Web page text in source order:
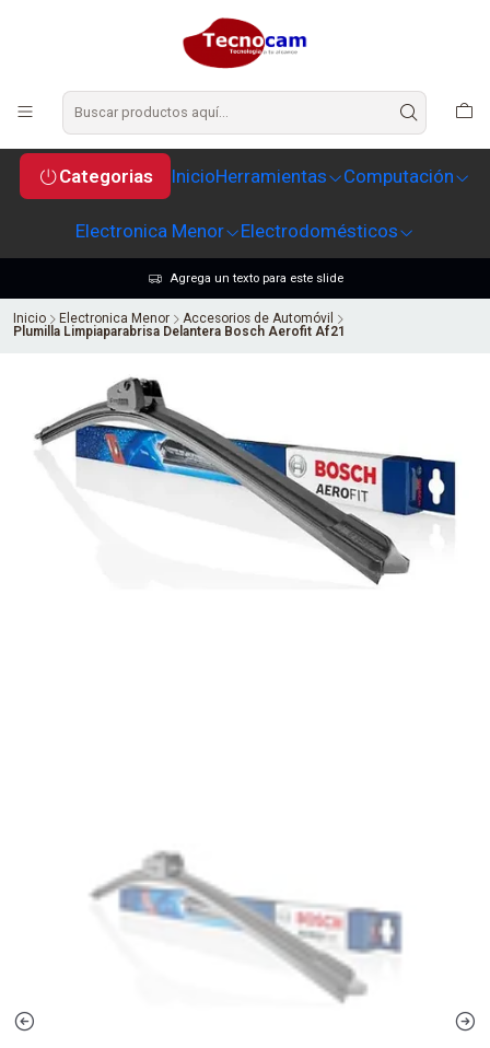
Categorias InicioHerramientas Computación
Electronica Menor Electrodomésticos
Agrega un texto para este slide
Inicio Electronica Menor
Accesorios de Automóvil
Plumilla Limpiaparabrisa Delantera Bosch Aerofit Af21